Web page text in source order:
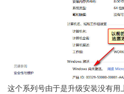
这个系列号由于是升级安装没有用